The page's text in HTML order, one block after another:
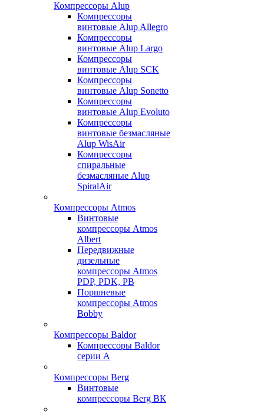
Компрессоры Alup
Компрессоры
винтовые Alup Allegro
Компрессоры
винтовые Alup Largo
Компрессоры
винтовые Alup SCK
Компрессоры
винтовые Alup Sonetto
Компрессоры
винтовые Alup Evoluto
Компрессоры
винтовые безмасляные
Alup WisAir
Компрессоры
спиральные
безмасляные Alup
SpiralAir
Компрессоры Atmos
Винтовые
компрессоры Atmos
Albert
Передвижные
дизельные
компрессоры Atmos
PDP, PDK, PB
Поршневые
компрессоры Atmos
Bobby
Компрессоры Baldor
Компрессоры Baldor
серии A
Компрессоры Berg
Винтовые
компрессоры Berg ВК